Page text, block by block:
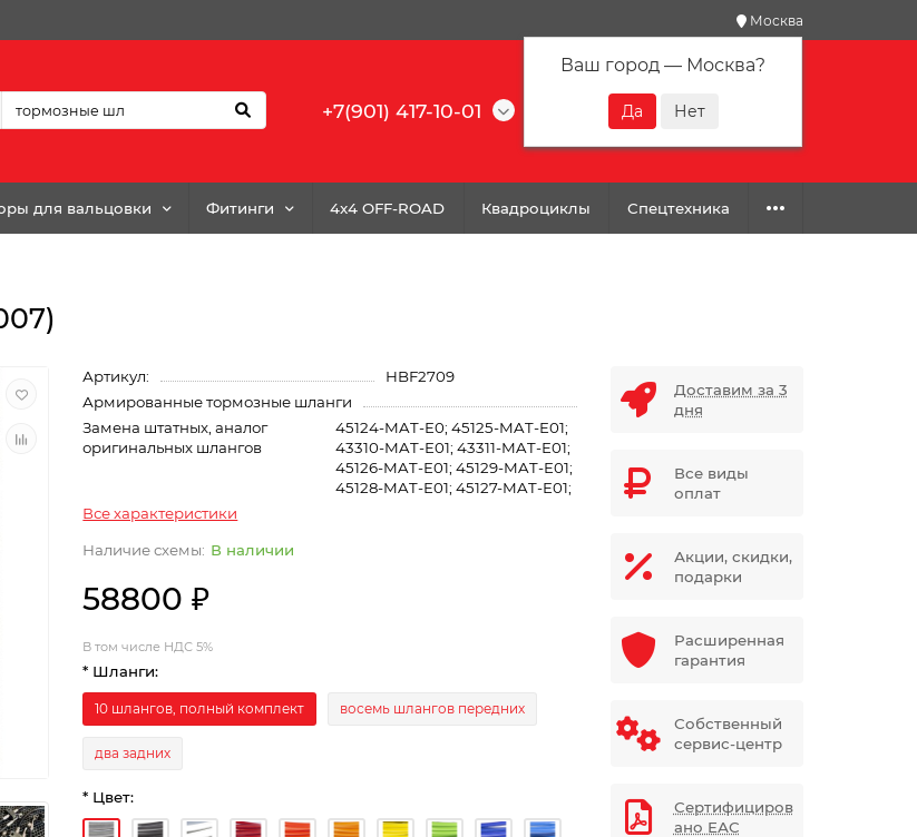
Москва
Ваш город — Москва?
+7(901) 417-10-01
для вальцовки Фитинги 4x4 OFF-ROAD Квадроциклы Спецтехника
Артикул:
HBF2709
Армированные тормозные шланги
Замена штатных, аналог
оригинальных шлангов
45124-MAT-E0; 45125-MAT-E01;
43310-MAT-E01; 43311-MAT-E01;
45126-MAT-E01; 45129-MAT-E01;
45128-MAT-E01; 45127-MAT-E01;
Все характеристики
В наличии
58800 ₽
В том числе НДС 5%
* Шланги:
10 шлангов, полный комплект восемь шлангов передних
два задних
* Цвет:
Доставим за 3
дня
Все виды
оплат
Акции, скидки,
подарки
Расширенная
гарантия
Собственный
сервис-центр
Сертифициров
ано ЕАС